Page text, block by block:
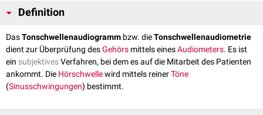
Definition
DasTonschwellenaudiogramm bzw. dieTonschwellenaudiometrie
dient zur Überprüfung desGehörs mittels einesAudiometers. Es ist
ein subjektivesVerfahren, bei dem es auf die Mitarbeit des Patienten
ankommt. Die Hörschwellewird mittels reinerTöne
(Sinusschwingungen) bestimmt.